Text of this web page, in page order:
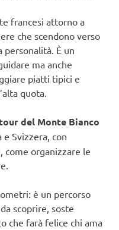
francesi attorno a
che scendono verso
È un
ma anche
piatti tipici e
quota.
tour del Monte Bianco
e Svizzera, con
come organizzare le
è un percorso
scoprire, soste
che farà felice chi ama